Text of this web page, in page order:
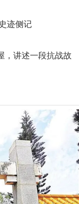
迹侧记
，讲述一段抗战故